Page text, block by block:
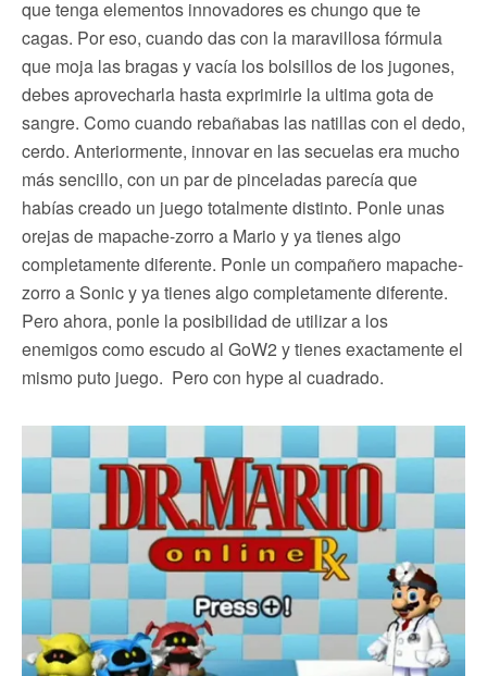
que tenga elementos innovadores es chungo que te
cagas. Por eso, cuando das con la maravillosa fórmula
que moja las bragas y vacía los bolsillos de los jugones,
debes aprovecharla hasta exprimirle la ultima gota de
sangre. Como cuando rebañabas las natillas con el dedo,
cerdo. Anteriormente, innovar en las secuelas era mucho
más sencillo, con un par de pinceladas parecía que
habías creado un juego totalmente distinto. Ponle unas
orejas de mapache-zorro a Mario y ya tienes algo
completamente diferente. Ponle un compañero mapache-
zorro a Sonic y ya tienes algo completamente diferente.
Pero ahora, ponle la posibilidad de utilizar a los
enemigos como escudo al GoW2 y tienes exactamente el
mismo puto juego. Pero con hype al cuadrado.